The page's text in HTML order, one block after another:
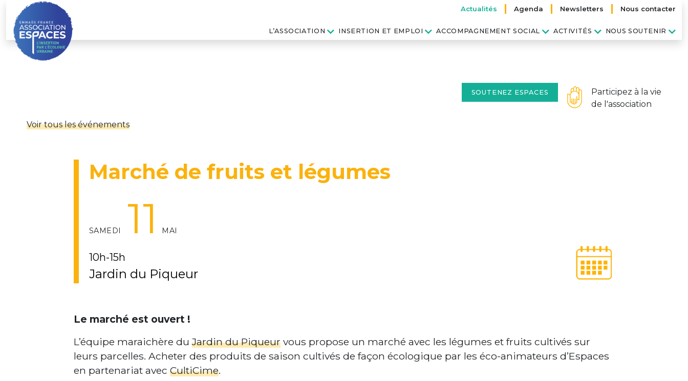
content
Nous contacter
Newsletters
Agenda
Actualités
L’ASSOCIATION INSERTION ET EMPLOI ACCOMPAGNEMENT SOCIAL ACTIVITÉS NOUS SOUTENIR
SOUTENEZ ESPACES
Participez à la vie
de l'association
Voir tous les événements
Marché de fruits et légumes
SAMEDI 11 MAI
10h-15h
Jardin du Piqueur
Le marché est ouvert !
L’équipe maraichère duJardin du Piqueur vous propose un marché avec les légumes et fruits cultivés sur
leurs parcelles. Acheter des produits de saison cultivés de façon écologique par les éco-animateurs d’Espaces
en partenariat avec CultiCime.